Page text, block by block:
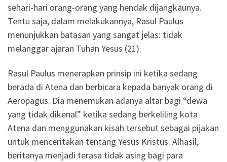
sehari-hari orang-orang yang hendak dijangkaunya.
Tentu saja, dalam melakukannya, Rasul Paulus
menunjukkan batasan yang sangat jelas: tidak
melanggar ajaran Tuhan Yesus (21).
Rasul Paulus menerapkan prinsip ini ketika sedang
berada di Atena dan berbicara kepada banyak orang di
Aeropagus. Dia menemukan adanya altar bagi “dewa
yang tidak dikenal” ketika sedang berkeliling kota
Atena dan menggunakan kisah tersebut sebagai pijakan
untuk menceritakan tentang Yesus Kristus. Alhasil,
beritanya menjadi terasa tidak asing bagi para